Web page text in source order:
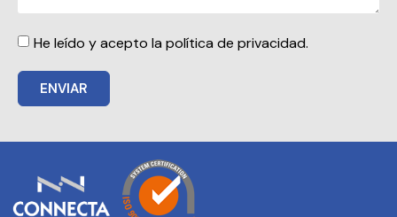
He leído y acepto la política de privacidad.
ENVIAR